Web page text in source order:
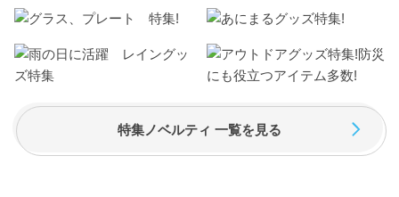
特集ノベルティ 一覧を見る